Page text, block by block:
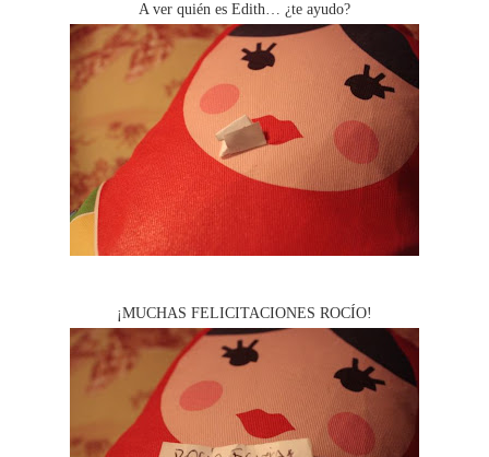
A ver quién es Edith… ¿te ayudo?
¡MUCHAS FELICITACIONES ROCÍO!